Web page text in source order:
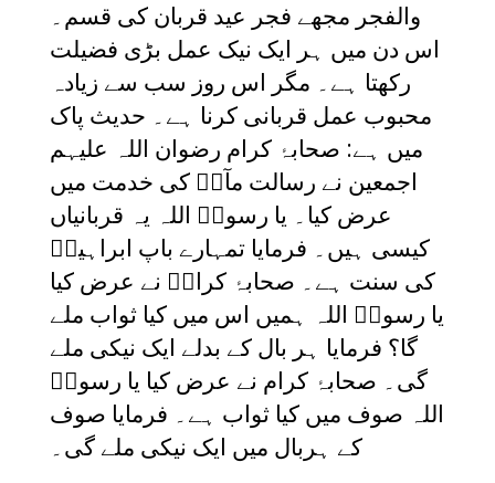
والفجر مجھے فجر عید قربان کی قسم۔
اس دن میں ہر ایک نیک عمل بڑی فضیلت
رکھتا ہے۔ مگر اس روز سب سے زیادہ
محبوب عمل قربانی کرنا ہے۔ حدیث پاک
میں ہے: صحابۂ کرام رضوان اللہ علیہم
اجمعین نے رسالت مآبؐ کی خدمت میں
عرض کیا۔ یا رسولؐ اللہ یہ قربانیاں
کیسی ہیں۔ فرمایا تمہارے باپ ابراہیمؑ
کی سنت ہے۔ صحابۂ کرامؓ نے عرض کیا
یا رسولؐ اللہ ہمیں اس میں کیا ثواب ملے
گا؟ فرمایا ہر بال کے بدلے ایک نیکی ملے
گی۔ صحابۂ کرام نے عرض کیا یا رسولؐ
اللہ صوف میں کیا ثواب ہے۔ فرمایا صوف
کے ہربال میں ایک نیکی ملے گی۔